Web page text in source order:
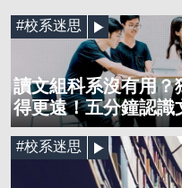
讀文組科系沒有用？
得更遠！五分鐘認識
#校系迷思
#校系迷思